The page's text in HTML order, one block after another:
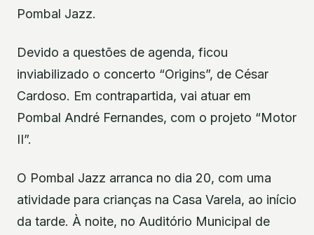
Pombal Jazz.
Devido a questões de agenda, ficou
inviabilizado o concerto “Origins”, de César
Cardoso. Em contrapartida, vai atuar em
Pombal André Fernandes, com o projeto “Motor
II”.
O Pombal Jazz arranca no dia 20, com uma
atividade para crianças na Casa Varela, ao início
da tarde. À noite, no Auditório Municipal de